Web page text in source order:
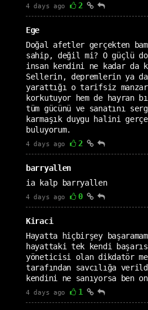
4 days ago 2
Ege
Doğal afetler gerçekten
sahip, değil mi? O güçlü
insan kendini ne kadar da
Sellerin, depremlerin ya
yarattığı o tarifsiz
korkutuyor hem de hayran
tüm gücünü ve sanatını
karmaşık duygu halini
buluyorum.
4 days ago 2
barryallen
ia kalp barryallen
4 days ago 0
Kiraci
Hayatta hiçbirşey
hayattaki tek kendi
yöneticisi olan dikdatör
tarafından savcılığa
kendini ne sanıyorsa ben
4 days ago 1